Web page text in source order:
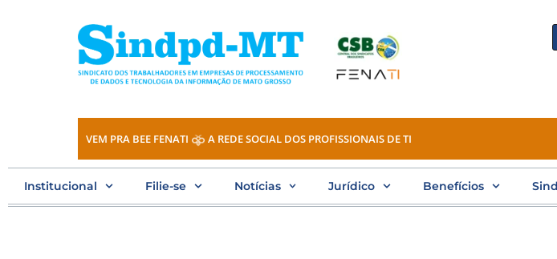
VEM PRA BEE FENATI A REDE SOCIAL DOS PROFISSIONAIS DE TI
Institucional Filie-se Notícias Jurídico Benefícios